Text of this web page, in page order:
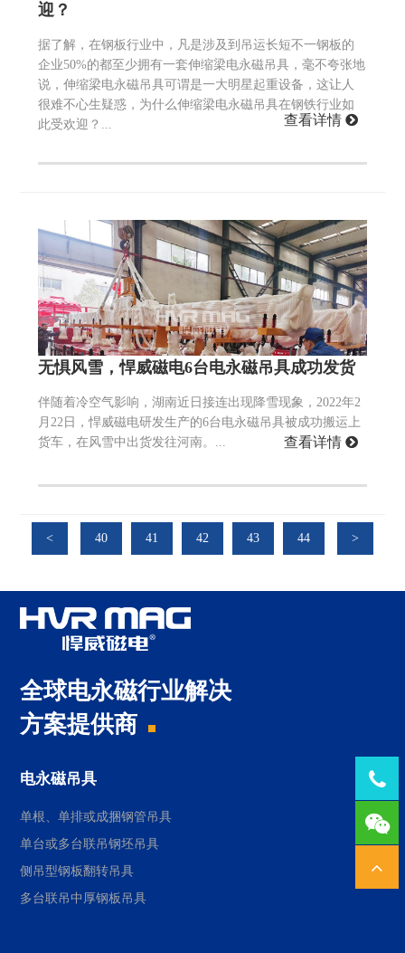
迎？
据了解，在钢板行业中，凡是涉及到吊运长短不一钢板的
企业50%的都至少拥有一套伸缩梁电永磁吊具，毫不夸张地
说，伸缩梁电永磁吊具可谓是一大明星起重设备，这让人
很难不心生疑惑，为什么伸缩梁电永磁吊具在钢铁行业如
此受欢迎？...
查看详情
无惧风雪，悍威磁电6台电永磁吊具成功发货
伴随着冷空气影响，湖南近日接连出现降雪现象，2022年2
月22日，悍威磁电研发生产的6台电永磁吊具被成功搬运上
货车，在风雪中出货发往河南。...
查看详情
< 40 41 42 43 44 >
全球电永磁行业解决
方案提供商
电永磁吊具
单根、单排或成捆钢管吊具
单台或多台联吊钢坯吊具
侧吊型钢板翻转吊具
多台联吊中厚钢板吊具
Tel：